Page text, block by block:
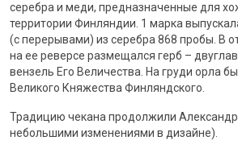
серебра и меди, предназначенные для
территории Финляндии. 1 марка
(с перерывами) из серебра 868 пробы. В
на ее реверсе размещался герб –
вензель Его Величества. На груди орла
Великого Княжества Финляндского.
Традицию чекана продолжили Александр
небольшими изменениями в дизайне).